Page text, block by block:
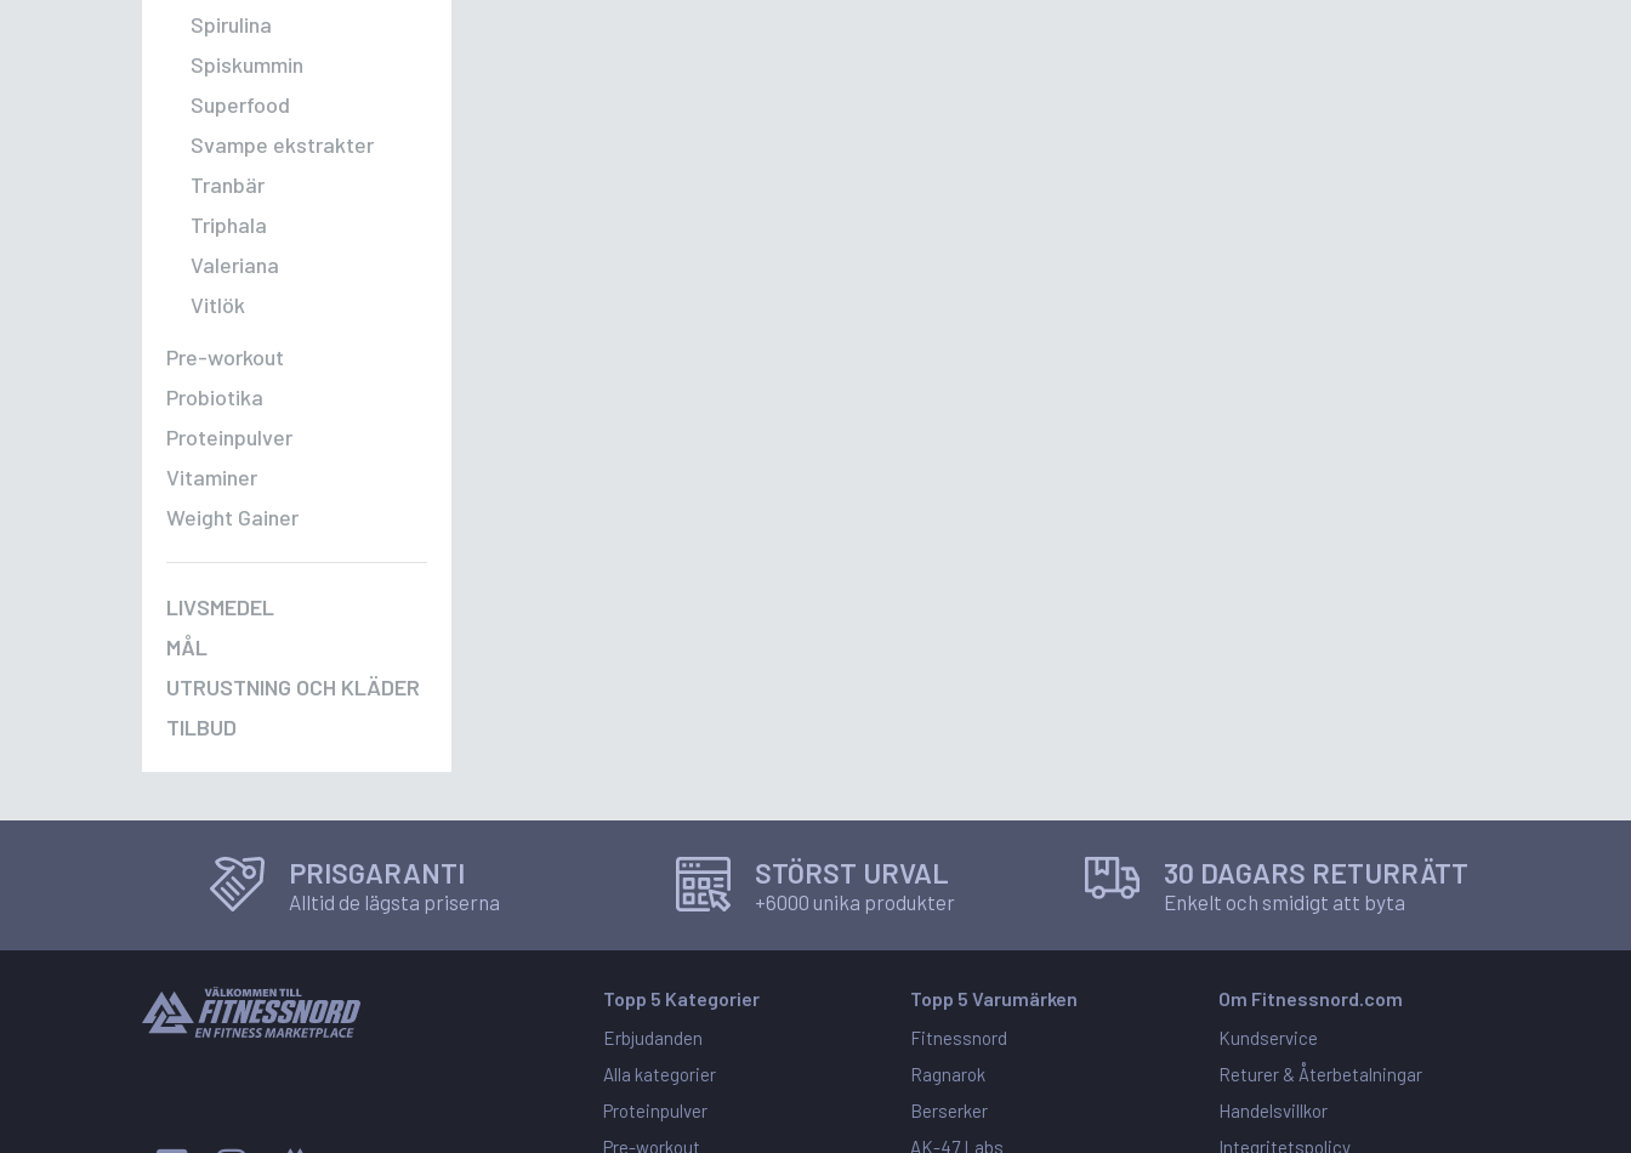
Spirulina
Spiskummin
Superfood
Svampe ekstrakter
Tranbär
Triphala
Valeriana
Vitlök
Pre-workout
Probiotika
Proteinpulver
Vitaminer
Weight Gainer
LIVSMEDEL
MÅL
UTRUSTNING OCH KLÄDER
TILBUD
PRISGARANTI
Alltid de lägsta priserna
STÖRST URVAL
+6000 unika produkter
30 DAGARS RETURRÄTT
Enkelt och smidigt att byta
Topp 5 Kategorier
Erbjudanden
Alla kategorier
Proteinpulver
Pre-workout
Topp 5 Varumärken
Fitnessnord
Ragnarok
Berserker
AK-47 Labs
Om Fitnessnord.com
Kundservice
Returer & Återbetalningar
Handelsvillkor
Integritetspolicy